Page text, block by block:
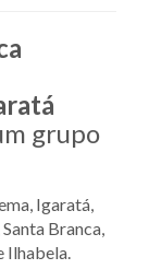
grupo
Igaratá,
Branca,
Ilhabela.